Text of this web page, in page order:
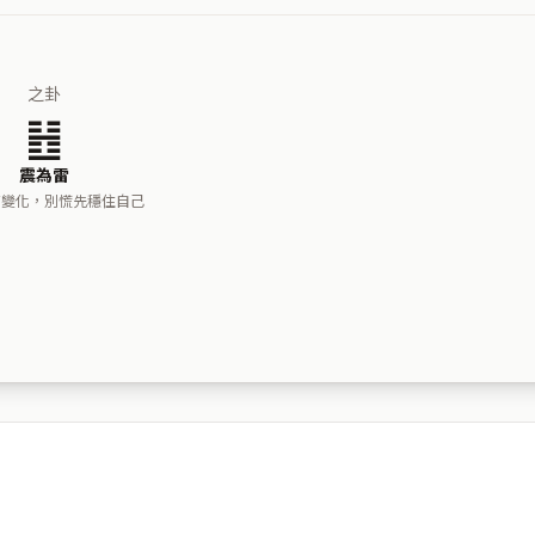
之卦
䷲
震為雷
化，別慌先穩住自己